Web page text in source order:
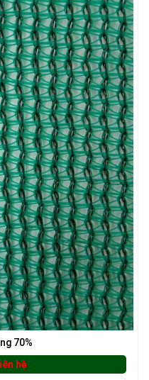
NẮNG
70%
hệ